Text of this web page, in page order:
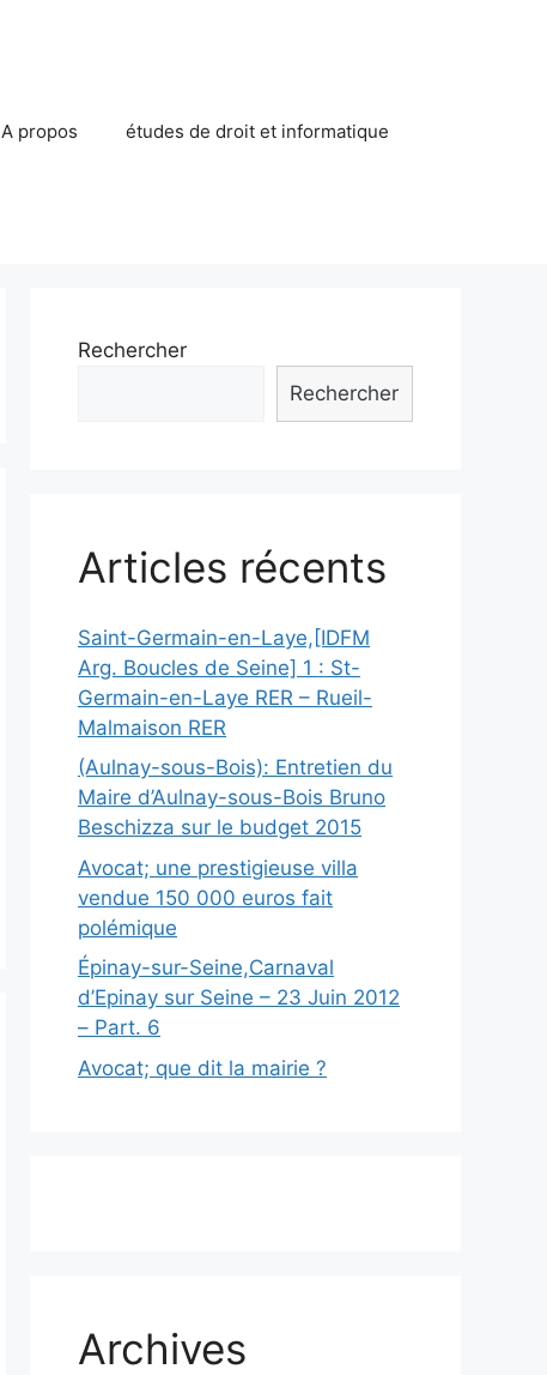
A propos études de droit et informatique
Rechercher
Rechercher
Articles récents
Saint-Germain-en-Laye,[IDFM
Arg. Boucles de Seine] 1 : St-
Germain-en-Laye RER – Rueil-
Malmaison RER
(Aulnay-sous-Bois): Entretien du
Maire d’Aulnay-sous-Bois Bruno
Beschizza sur le budget 2015
Avocat; une prestigieuse villa
vendue 150 000 euros fait
polémique
Épinay-sur-Seine,Carnaval
d’Epinay sur Seine – 23 Juin 2012
– Part. 6
Avocat; que dit la mairie ?
Archives